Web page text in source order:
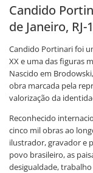
Candido
de Janeiro, RJ-
Candido Portinari foi
XX e uma das figuras
Nascido em
obra marcada pela
valorização da
Reconhecido
cinco mil obras ao
ilustrador, gravador e
povo brasileiro, as
desigualdade,